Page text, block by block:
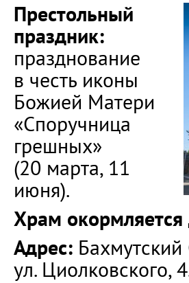
Престольный
праздник:
празднование
в честь иконы
Божией Матери
«Споручница
грешных»
(20 марта, 11
июня).
Храм окормляется
Адрес:
ул. Циолковского,